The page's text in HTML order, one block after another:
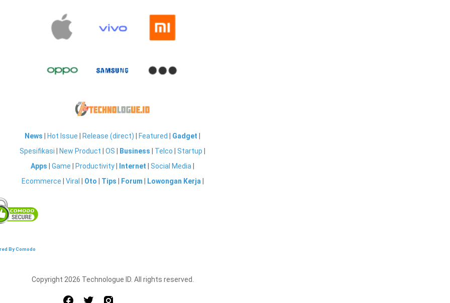
News Hot Issue Release (direct) Featured Gadget
Spesifikasi
New Product OS Business Telco Startup
Apps
Game Productivity Internet Social Media
Ecommerce
Viral Oto Tips Forum Lowongan Kerja
By Comodo
Copyright 2026 Technologue ID. All rights reserved.